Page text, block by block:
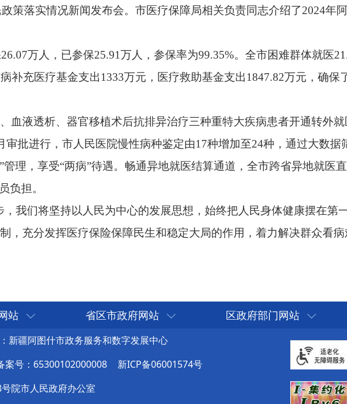
市人民医院慢性病种鉴定由17种增加至24种，通过大数据筛查，将符合城乡居民“两
“两病”待遇。畅通异地就医结算通道，全市跨省异地就医直接结算10701人次，医保
站 省区市政府网站 区政府部门网站
新疆阿图什市政务服务和数字发展中心
案号：65300102000008
新ICP备06001574号
院市人民政府办公室